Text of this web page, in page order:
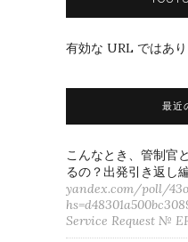
有効な URL ではあり
最近
こんなとき、管制官
るの？出発引き返し
yandex.com/poll/
Service Request №